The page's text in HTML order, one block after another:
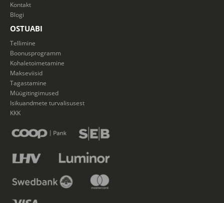
Kontakt
Blogi
OSTUABI
Tellimine
Boonusprogramm
Kohaletoimetamine
Makseviisid
Tagastamine
Müügitingimused
Isikuandmete turvalisusest
KKK